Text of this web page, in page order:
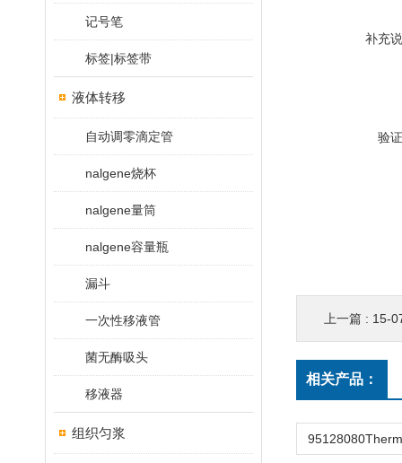
记号笔
标签|标签带
液体转移
自动调零滴定管
nalgene烧杯
nalgene量筒
nalgene容量瓶
漏斗
一次性移液管
菌无酶吸头
移液器
组织匀浆
补充
验
上一篇 : 15-
相关产品：